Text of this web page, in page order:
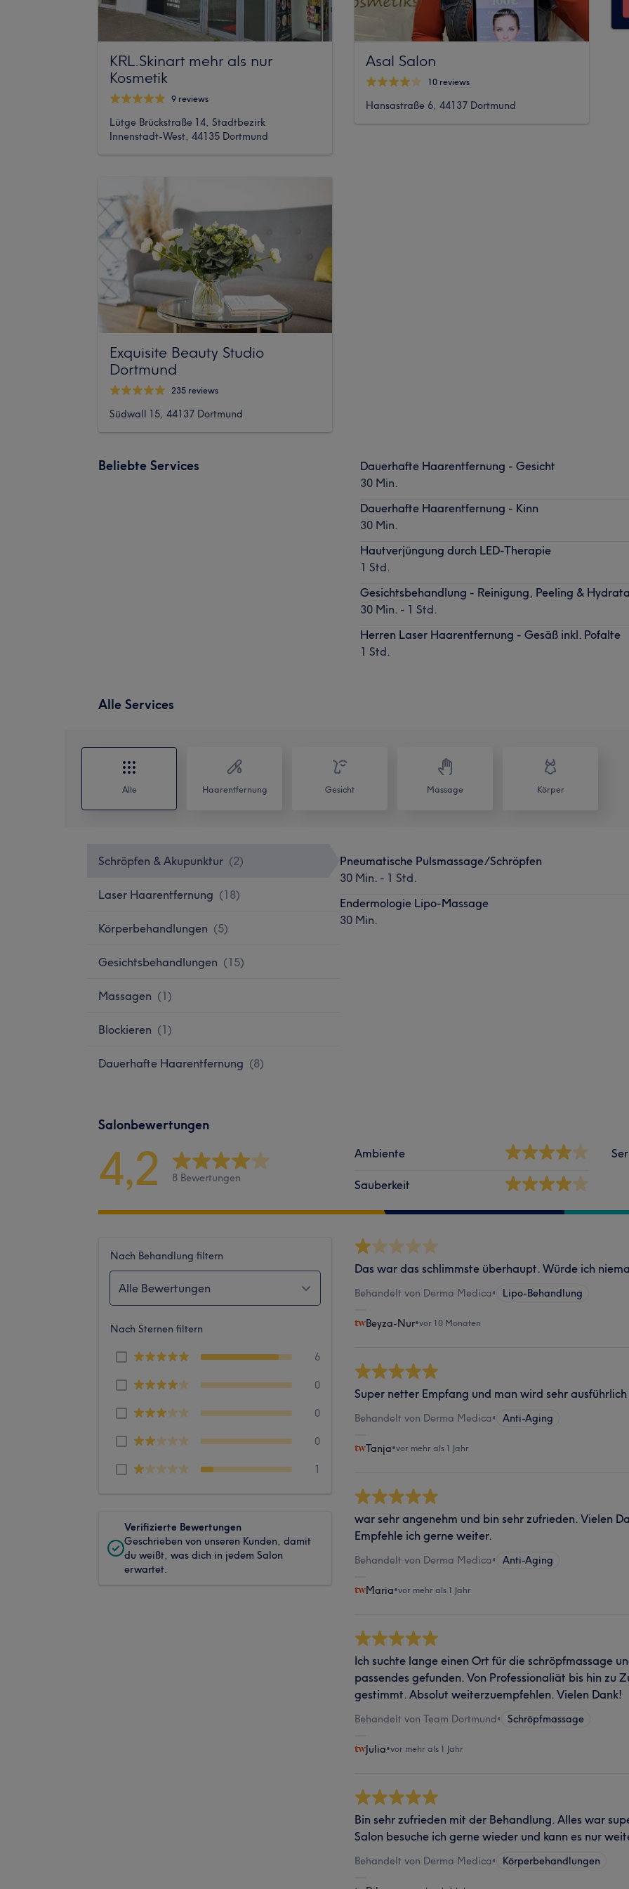
KRL.Skinart mehr als nur
Kosmetik
9 reviews
Lütge Brückstraße 14, Stadtbezirk
Innenstadt-West, 44135 Dortmund
Exquisite Beauty Studio
Dortmund
235 reviews
Südwall 15, 44137 Dortmund
Asal Salon
10 reviews
Hansastraße 6, 44137 Dortmund
Beliebte Services
Dauerhafte Haarentfernung - Gesicht
30 Min.
Dauerhafte Haarentfernung - Kinn
30 Min.
Hautverjüngung durch LED-Therapie
1 Std.
Gesichtsbehandlung - Reinigung, Peeling &
30 Min. - 1 Std.
Herren Laser Haarentfernung - Gesäß inkl. Pofalte
1 Std.
Alle Services
Alle Haarentfernung Gesicht Massage Körper
Schröpfen & Akupunktur (2)
Laser Haarentfernung (18)
Körperbehandlungen (5)
Gesichtsbehandlungen (15)
Massagen (1)
Blockieren (1)
Dauerhafte Haarentfernung (8)
Pneumatische Pulsmassage/Schröpfen
30 Min. - 1 Std.
Endermologie Lipo-Massage
30 Min.
Salonbewertungen
4,2 8 Bewertungen
Ambiente
Sauberkeit
Nach Behandlung filtern
Alle Bewertungen
Nach Sternen filtern
6
0
0
0
1
Verifizierte Bewertungen
Geschrieben von unseren Kunden, damit
du weißt, was dich in jedem Salon
erwartet.
Das war das schlimmste überhaupt. Würde ich
Behandelt von Derma Medica• Lipo-Behandlung
Beyza-Nur•vor 10 Monaten
Super netter Empfang und man wird sehr
Behandelt von Derma Medica• Anti-Aging
Tanja•vor mehr als 1 Jahr
war sehr angenehm und bin sehr zufrieden. Vielen
Empfehle ich gerne weiter.
Behandelt von Derma Medica• Anti-Aging
Maria•vor mehr als 1 Jahr
Ich suchte lange einen Ort für die schröpfmassage
passendes gefunden. Von Professionaliät bis hin zu
gestimmt. Absolut weiterzuempfehlen. Vielen Dank!
Behandelt von Team Dortmund• Schröpfmassage
Julia•vor mehr als 1 Jahr
Bin sehr zufrieden mit der Behandlung. Alles war
Salon besuche ich gerne wieder und kann es nur
Behandelt von Derma Medica• Körperbehandlungen